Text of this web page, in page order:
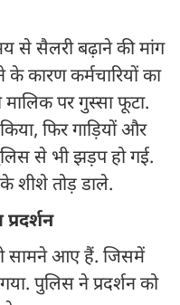
से सैलरी बढ़ाने की मांग
कारण कर्मचारियों का
पर गुस्सा फूटा.
फिर गाड़ियों और
से भी झड़प हो गई.
के शीशे तोड़ डाले.
सामने आए हैं. जिसमें
पुलिस ने प्रदर्शन को